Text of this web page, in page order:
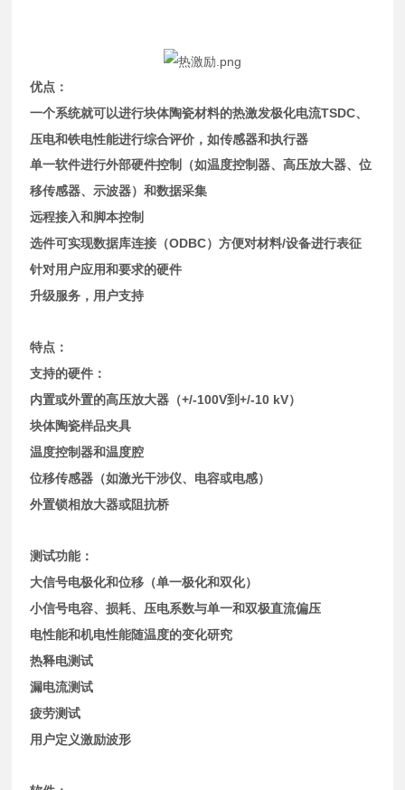
优点：
一个系统就可以进行块体陶瓷材料的热激发极化电流TSDC、
压电和铁电性能进行综合评价，如传感器和执行器
单一软件进行外部硬件控制（如温度控制器、高压放大器、位
移传感器、示波器）和数据采集
远程接入和脚本控制
选件可实现数据库连接（ODBC）方便对材料/设备进行表征
针对用户应用和要求的硬件
升级服务，用户支持
特点：
支持的硬件：
内置或外置的高压放大器（+/-100V到+/-10 kV）
块体陶瓷样品夹具
温度控制器和温度腔
位移传感器（如激光干涉仪、电容或电感）
外置锁相放大器或阻抗桥
测试功能：
大信号电极化和位移（单一极化和双化）
小信号电容、损耗、压电系数与单一和双极直流偏压
电性能和机电性能随温度的变化研究
热释电测试
漏电流测试
疲劳测试
用户定义激励波形